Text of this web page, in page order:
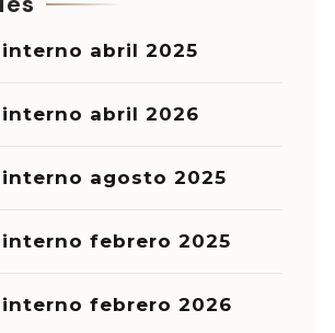
abril 2025
abril 2026
agosto 2025
febrero 2025
febrero 2026